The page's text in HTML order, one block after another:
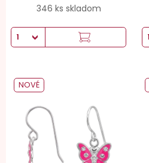
346 ks skladom
NOVÉ